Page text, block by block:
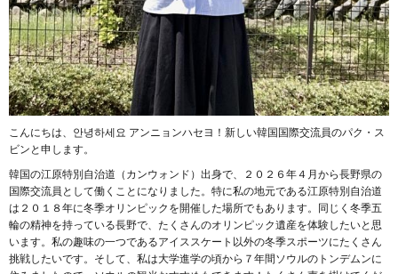
こんにちは、안녕하세요 アンニョンハセヨ！新しい韓国国際交流員のパク・ス
ビンと申します。
韓国の江原特別自治道（カンウォンド）出身で、２０２６年４月から長野県の
国際交流員として働くことになりました。特に私の地元である江原特別自治道
は２０１８年に冬季オリンピックを開催した場所でもあります。同じく冬季五
輪の精神を持っている長野で、たくさんのオリンピック遺産を体験したいと思
います。私の趣味の一つであるアイススケート以外の冬季スポーツにたくさん
挑戦したいです。そして、私は大学進学の頃から７年間ソウルのトンデムンに